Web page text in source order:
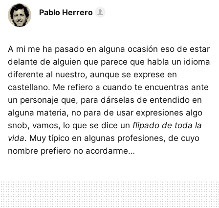
Pablo Herrero
A mi me ha pasado en alguna ocasión eso de estar
delante de alguien que parece que habla un idioma
diferente al nuestro, aunque se exprese en
castellano. Me refiero a cuando te encuentras ante
un personaje que, para dárselas de entendido en
alguna materia, no para de usar expresiones algo
snob, vamos, lo que se dice un flipado de toda la
vida. Muy típico en algunas profesiones, de cuyo
nombre prefiero no acordarme…